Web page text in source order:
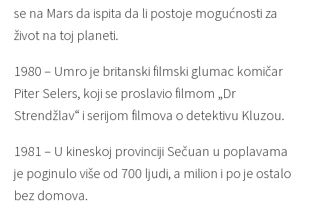
se na Mars da ispita da li postoje mogućnosti za
život na toj planeti.
1980 – Umro je britanski filmski glumac komičar
Piter Selers, koji se proslavio filmom „Dr
Strendžlav“ i serijom filmova o detektivu Kluzou.
1981 – U kineskoj provinciji Sečuan u poplavama
je poginulo više od 700 ljudi, a milion i po je ostalo
bez domova.